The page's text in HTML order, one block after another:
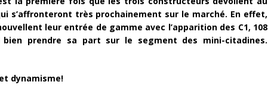
s’affronteront très prochainement sur le marché. En effet,
leur entrée de gamme avec l’apparition des C1, 108
prendre sa part sur le segment des mini-citadines.
dynamisme!